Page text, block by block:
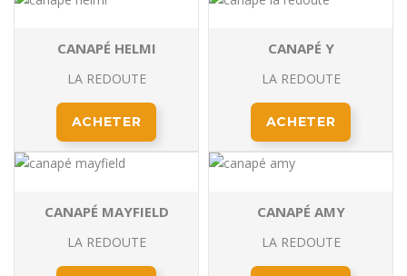
CANAPÉ HELMI
LA REDOUTE
ACHETER
CANAPÉ Y
LA REDOUTE
ACHETER
CANAPÉ MAYFIELD
LA REDOUTE
CANAPÉ AMY
LA REDOUTE